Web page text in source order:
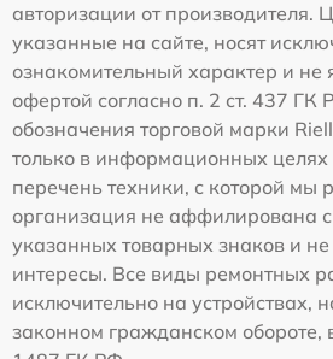
авторизации от производителя.
указанные на сайте, носят
ознакомительный характер и не
офертой согласно п. 2 ст. 437 ГК
обозначения торговой марки
только в информационных
перечень техники, с которой мы
организация не аффилирована
указанных товарных знаков и не
интересы. Все виды ремонтных
исключительно на устройствах,
законном гражданском обороте, в